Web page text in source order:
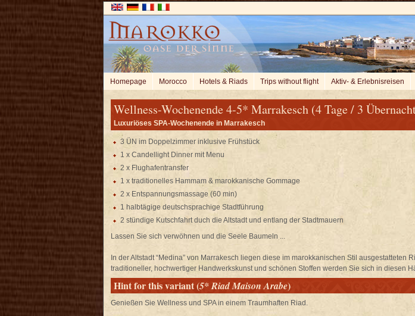
Homepage Morocco Hotels & Riads Trips without flight Aktiv- & Erlebnisreisen
Wellness-Wochenende 4-5* Marrakesch (4 Tage / 3
Luxuriöses SPA-Wochenende in Marrakesch
3 ÜN im Doppelzimmer inklusive Frühstück
1 x Candellight Dinner mit Menu
2 x Flughafentransfer
1 x traditionelles Hammam & marokkanische Gommage
2 x Entspannungsmassage (60 min)
1 halbtägige deutschsprachige Stadtführung
2 stündige Kutschfahrt duch die Altstadt und entlang der Stadtmauern
Lassen Sie sich verwöhnen und die Seele Baumeln ...
In der Altstadt “Medina” von Marrakesch liegen diese im marokkanischen Stil ausgestatteten
traditioneller, hochwertiger Handwerkskunst und schönen Stoffen werden Sie sich in diesen
Hint for this variant (5* Riad Maison Arabe)
Genießen Sie Wellness und SPA in einem Traumhaften Riad.